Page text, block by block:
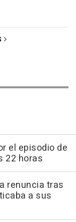
el episodio de
22 horas
renuncia tras
a sus